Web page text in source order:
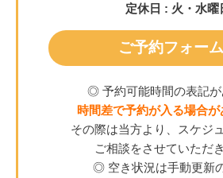
定休日 : 火・水曜
ご予約フォーム
◎ 予約可能時間の表記が
時間差で予約が入る場合が
その際は当方より、スケジ
ご相談をさせていただ
◎ 空き状況は手動更新